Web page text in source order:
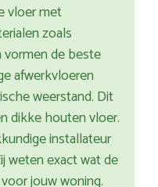
vloer met
zoals
de beste
afwerkvloeren
weerstand. Dit
dikke houten vloer.
installateur
weten exact wat de
jouw woning.